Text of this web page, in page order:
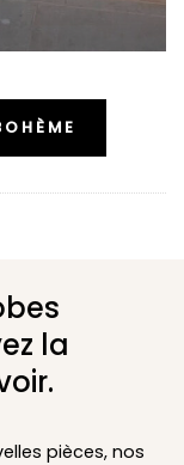
la
pièces, nos